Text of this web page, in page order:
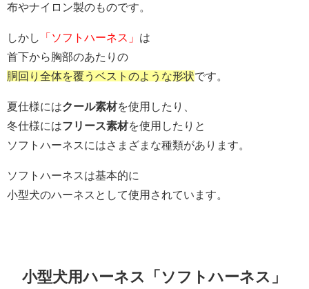
布やナイロン製のものです。
しかし 「ソフトハーネス」 は
首下から胸部のあたりの
胴回り全体を覆うベストのような形状です。
夏仕様にはクール素材を使用したり、
冬仕様にはフリース素材を使用したりと
ソフトハーネスにはさまざまな種類があります。
ソフトハーネスは基本的に
小型犬のハーネスとして使用されています。
小型犬用ハーネス「ソフトハーネス」